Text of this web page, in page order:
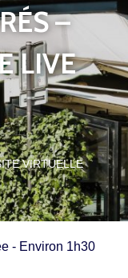
–
LIVE
VIRTUELLE
- Environ 1h30